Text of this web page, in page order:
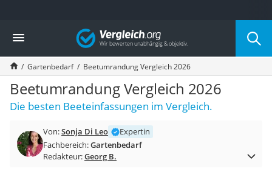
Die beliebtesten Vergleiche nach Kategorie
Baumarkt
Tresor feuerfest
Makita-Akku-Rasenmäher
Kappsäge
Smartes Türschloss
Akku-Rasentrimmer
Split-Klimaanlage 2 Innengeräte
Pelletofen
Vergleich
Gartenbedarf Beetumrandung Vergleich 2026
Beetumrandung Vergleich 2026
Die besten Beeteinfassungen im Vergleich.
Von:Sonja Di Leo
Expertin
Fachbereich:Gartenbedarf
Redakteur:Georg B.